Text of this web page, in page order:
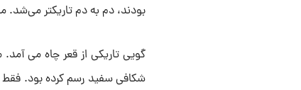
بودند، دم به دم تاریکتر
گویی تاریکی از قعر چاه می‌
شکافی سفید رسم کرده بود. فقط